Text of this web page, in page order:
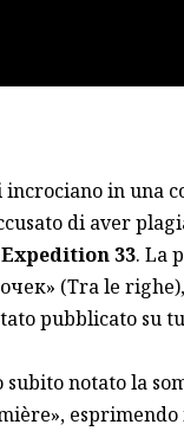
in una
di aver
33. La
(Tra le
pubblicato su
notato la